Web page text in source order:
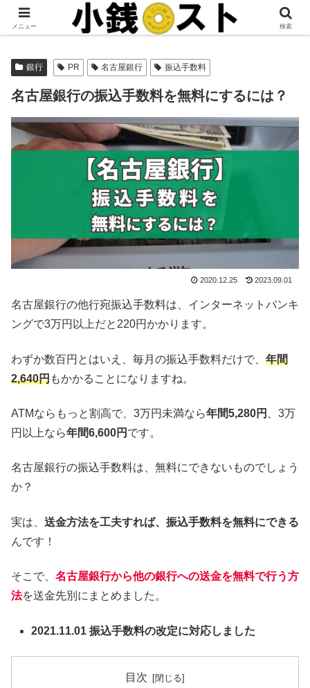
当サイトではアフィリエイト広告を掲載しています。
銀行 PR 名古屋銀行 振込手数料
名古屋銀行の振込手数料を無料にするには？
2020.12.25 2023.09.01
名古屋銀行の他行宛振込手数料は、インターネットバンキ
ングで3万円以上だと220円かかります。
わずか数百円とはいえ、毎月の振込手数料だけで、 年間
2,640円もかかることになりますね。
ATMならもっと割高で、3万円未満なら年間5,280円
、3万
円以上なら年間6,600円 です。
名古屋銀行の振込手数料は、無料にできないものでしょう
か？
実は、 送金方法を工夫すれば、振込手数料を無料にできる
んです！
そこで、 名古屋銀行から他の銀行への送金を無料で行う方
法を送金先別にまとめました。
2021.11.01 振込手数料の改定に対応しました
目次
メニュー 検索